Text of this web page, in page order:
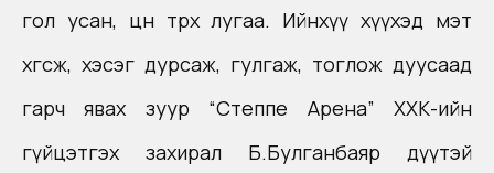
гол усан, цөн төрөх лугаа. Ийнхүү хүүхэд мэт
хөгсөж, хэсэг дурсаж, гулгаж, тоглож дуусаад
гарч явах зуур “Степпе Арена” ХХК-ийн
гүйцэтгэх захирал Б.Булганбаяр дүүтэй